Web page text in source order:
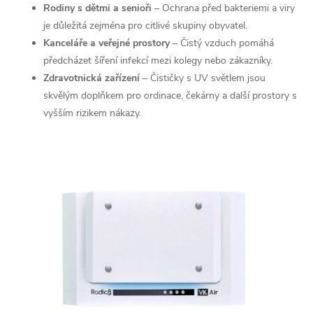
Rodiny s dětmi a senioři – Ochrana před bakteriemi a viry
je důležitá zejména pro citlivé skupiny obyvatel.
Kanceláře a veřejné prostory– Čistý vzduch pomáhá
předcházet šíření infekcí mezi kolegy nebo zákazníky.
Zdravotnická zařízení – Čističky s UV světlem jsou
skvělým doplňkem pro ordinace, čekárny a další prostory s
vyšším rizikem nákazy.